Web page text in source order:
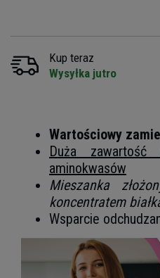
Kup teraz
Wysyłka jutro
Wartościowy
Duża zawartość
aminokwasów
Mieszanka
koncentratem
Wsparcie